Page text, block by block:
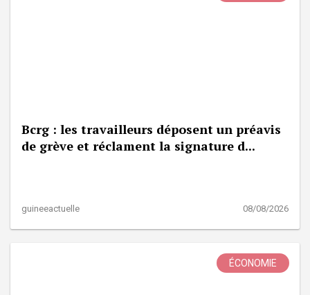
Bcrg : les travailleurs déposent un préavis
de grève et réclament la signature d...
guineeactuelle 08/08/2026
ÉCONOMIE